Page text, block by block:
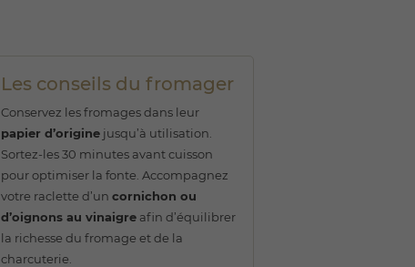
Les conseils du fromager
Conservez les fromages dans leur
papier d’origine jusqu’à utilisation.
Sortez-les 30 minutes avant cuisson
pour optimiser la fonte. Accompagnez
votre raclette d’un cornichon ou
d’oignons au vinaigre afin d’équilibrer
la richesse du fromage et de la
charcuterie.